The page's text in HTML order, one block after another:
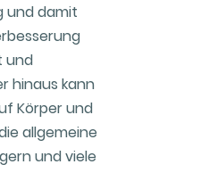
und damit
und
hinaus kann
Körper und
allgemeine
und viele